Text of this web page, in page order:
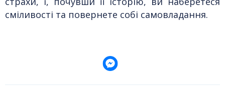
сміливості та повернете собі самовладання.